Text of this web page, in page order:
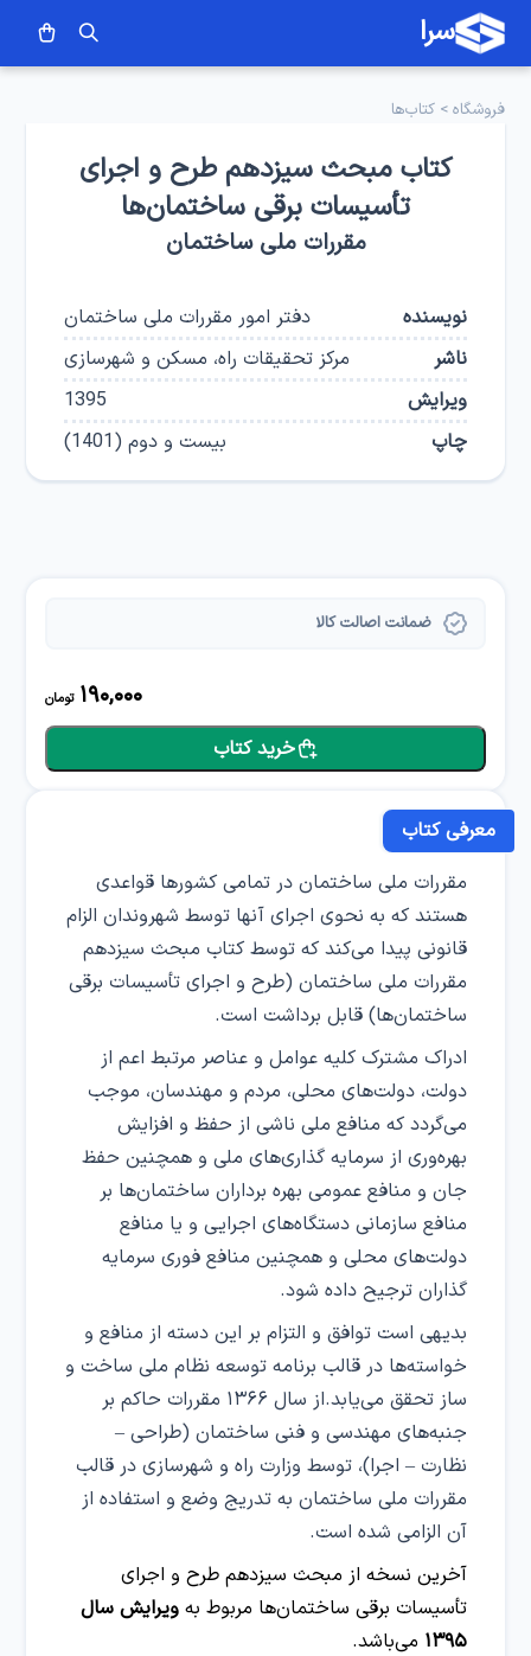
سرا
فروشگاه >کتاب‌ها
کتاب مبحث سیزدهم طرح و اجرای
تأسیسات برقی ساختمان‌ها
مقررات ملی ساختمان
نویسنده
دفتر امور مقررات ملی ساختمان
ناشر
مرکز تحقیقات راه، مسکن و شهرسازی
ویرایش
1395
چاپ
بیست و دوم(
1401
)
ضمانت اصالت کالا
190,000 تومان
خرید کتاب
معرفی کتاب
مقررات ملی ساختمان در تمامی کشورها قواعدی
هستند که به نحوی اجرای آنها توسط شهروندان الزام
قانونی پیدا می‌کند که توسط کتاب مبحث سیزدهم
مقررات ملی ساختمان (طرح و اجرای تأسیسات برقی
ساختمان‌ها) قابل برداشت است.
ادراک مشترک کلیه عوامل و عناصر مرتبط اعم از
دولت، دولت‌های محلی، مردم و مهندسان، موجب
می‌گردد که منافع ملی ناشی از حفظ و افزایش
بهره‌وری از سرمایه گذاری‌های ملی و همچنین حفظ
جان و منافع عمومی بهره برداران ساختمان‌ها بر
منافع سازمانی دستگاه‌های اجرایی و یا منافع
دولت‌های محلی و همچنین منافع فوری سرمایه
گذاران ترجیح داده شود.
بدیهی است توافق و التزام بر این دسته از منافع و
خواسته‌ها در قالب برنامه توسعه نظام ملی ساخت و
ساز تحقق می‌یابد.از سال ۱۳۶۶ مقررات حاکم بر
جنبه‌های مهندسی و فنی ساختمان (طراحی –
نظارت – اجرا)، توسط وزارت راه و شهرسازی در قالب
مقررات ملی ساختمان به تدریج وضع و استفاده از
آن الزامی شده است.
آخرین نسخه از مبحث سیزدهم طرح و اجرای
تأسیسات برقی ساختمان‌ها مربوط بهویرایش سال
۱۳۹۵ می‌باشد.